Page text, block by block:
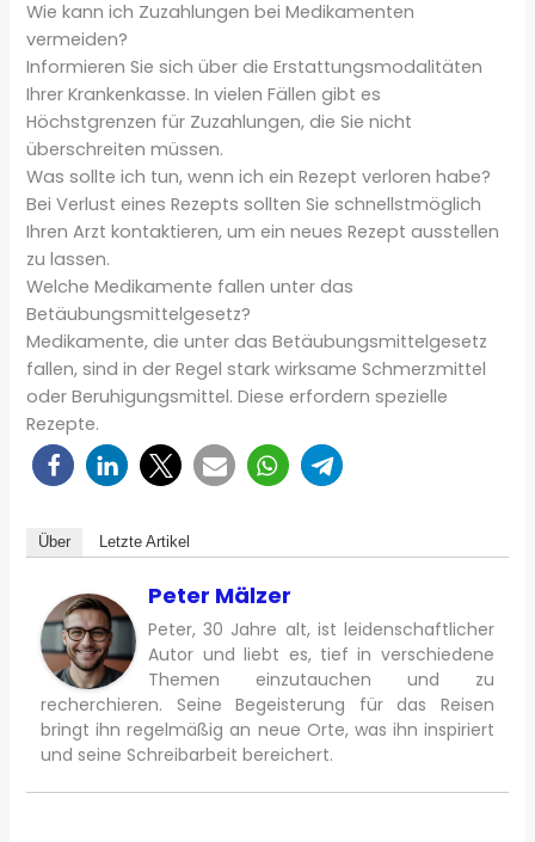
Wie kann ich Zuzahlungen bei Medikamenten
vermeiden?
Informieren Sie sich über die Erstattungsmodalitäten
Ihrer Krankenkasse. In vielen Fällen gibt es
Höchstgrenzen für Zuzahlungen, die Sie nicht
überschreiten müssen.
Was sollte ich tun, wenn ich ein Rezept verloren habe?
Bei Verlust eines Rezepts sollten Sie schnellstmöglich
Ihren Arzt kontaktieren, um ein neues Rezept ausstellen
zu lassen.
Welche Medikamente fallen unter das
Betäubungsmittelgesetz?
Medikamente, die unter das Betäubungsmittelgesetz
fallen, sind in der Regel stark wirksame Schmerzmittel
oder Beruhigungsmittel. Diese erfordern spezielle
Rezepte.
Über Letzte Artikel
Peter Mälzer
Peter, 30 Jahre alt, ist leidenschaftlicher
Autor und liebt es, tief in verschiedene
Themen einzutauchen und zu
recherchieren. Seine Begeisterung für das Reisen
bringt ihn regelmäßig an neue Orte, was ihn inspiriert
und seine Schreibarbeit bereichert.